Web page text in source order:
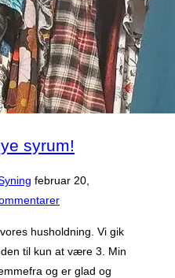
syrum!
Udgivet
d.
februar 20,
husholdning. Vi gik
til kun at være 3. Min
og er glad og